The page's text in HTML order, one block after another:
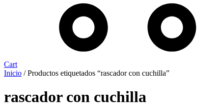
Cart
Inicio / Productos etiquetados “rascador con cuchilla”
rascador con cuchilla